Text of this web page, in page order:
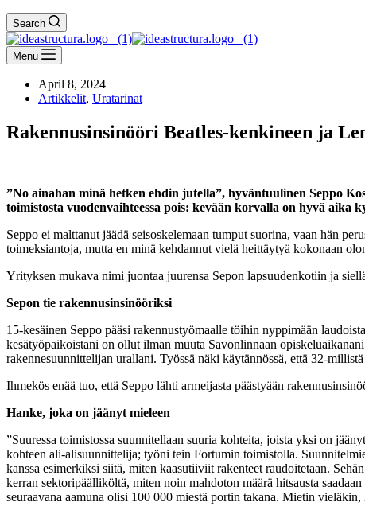
Search
Menu
April 8, 2024
Artikkelit, Uratarinat
Rakennusinsinööri Beatles-kenkineen ja
”No ainahan minä hetken ehdin jutella”, hyväntuulinen Seppo
toimistosta vuodenvaihteessa pois: kevään korvalla on hyvä
Seppo ei malttanut jäädä seisoskelemaan tumput suorina, vaan hän
toimeksiantoja, mutta en minä kehdannut vielä heittäytyä kokonaan
Yrityksen mukava nimi juontaa juurensa Sepon lapsuudenkotiin ja
Sepon tie rakennusinsinööriksi
15-kesäinen Seppo pääsi rakennustyömaalle töihin nyppimään
kesätyöpaikoistani on ollut ilman muuta Savonlinnaan
rakennesuunnittelijan urallani. Työssä näki käytännössä, että 32-
Ihmekös enää tuo, että Seppo lähti armeijasta päästyään
Hanke, joka on jäänyt mieleen
”Suuressa toimistossa suunnitellaan suuria kohteita, joista yksi on
kohteen ali-alisuunnittelija; työni tein Fortumin toimistolla.
kanssa esimerkiksi siitä, miten kaasutiiviit rakenteet raudoitetaan.
kerran sektoripäälliköltä, miten noin mahdoton määrä hitsausta
seuraavana aamuna olisi 100 000 miestä portin takana. Mietin